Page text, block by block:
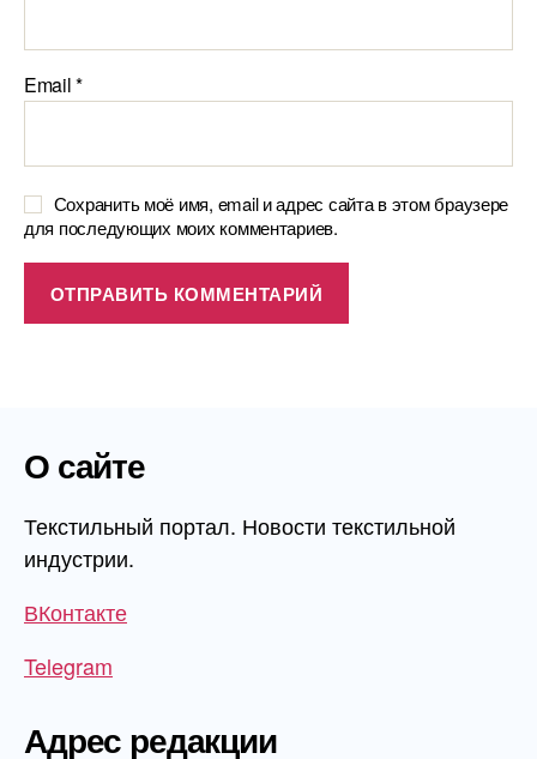
Email*
Сохранить моё имя, email и адрес сайта в этом браузере
для последующих моих комментариев.
О сайте
Текстильный портал. Новости текстильной
индустрии.
ВКонтакте
Telegram
Адрес редакции